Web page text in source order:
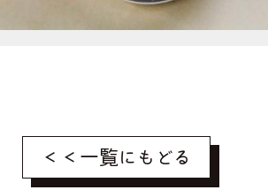
＜＜一覧にもどる